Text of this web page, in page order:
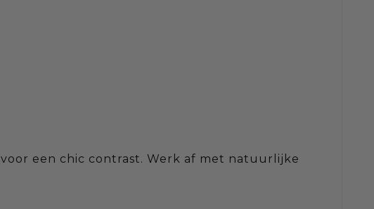
voor een chic contrast. Werk af met natuurlijke